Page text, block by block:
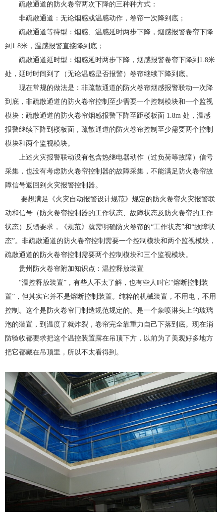
疏散通道的防火卷帘两次下降的三种种方式：
非疏散通道：无论烟感或温感动作，卷帘一次降到底；
疏散通道等待型：烟感、温感延时两步下降，烟感报警卷帘下降
到1.8米，温感报警直接降到底；
疏散通道延时型：烟感延时两步下降，烟感报警卷帘下降到1.8米
处，延时时间到了（无论温感是否报警）卷帘继续下降到底。
现在常规的做法是：非疏散通道的防火卷帘烟感报警联动一次降
到底，非疏散通道的防火卷帘控制至少需要一个控制模块和一个监视
模块；疏散通道的防火卷帘烟感报警下降至距楼板面 1.8m 处，温感
报警继续下降到楼板面，疏散通道的防火卷帘控制至少需要两个控制
模块和两个监视模块。
上述火灾报警联动没有包含热继电器动作（过负荷等故障）信号
采集，也没有考虑防火卷帘控制器的故障采集，不能满足防火卷帘故
障信号返回到火灾报警控制器。
要想满足《火灾自动报警设计规范》规定的防火卷帘火灾报警联
动和信号（防火卷帘控制器的工作状态、故障状态及防火卷帘的工作
状态）反馈要求，《规范》就需明确防火卷帘的“工作状态”和“故障状
态”。非疏散通道的防火卷帘控制需要一个控制模块和两个监视模块，
疏散通道的防火卷帘控制需要两个控制模块和三个监视模块。
贵州防火卷帘附加知识点：温控释放装置
“温控释放装置”，有些人不太了解，也有些人叫它“熔断控制装
置”，但其实它并不是熔断控制装置。纯粹的机械装置，不用电，不用
控制。这个是防火卷帘门制造规范规定的。是一个象喷淋头上的玻璃
泡的装置，到温度了就炸裂，卷帘完全靠重力自己下落到底。现在消
防验收都要求把这个温控装置露在吊顶下方，以前为了美观好多地方
把它都藏在吊顶里，所以不太看得到。